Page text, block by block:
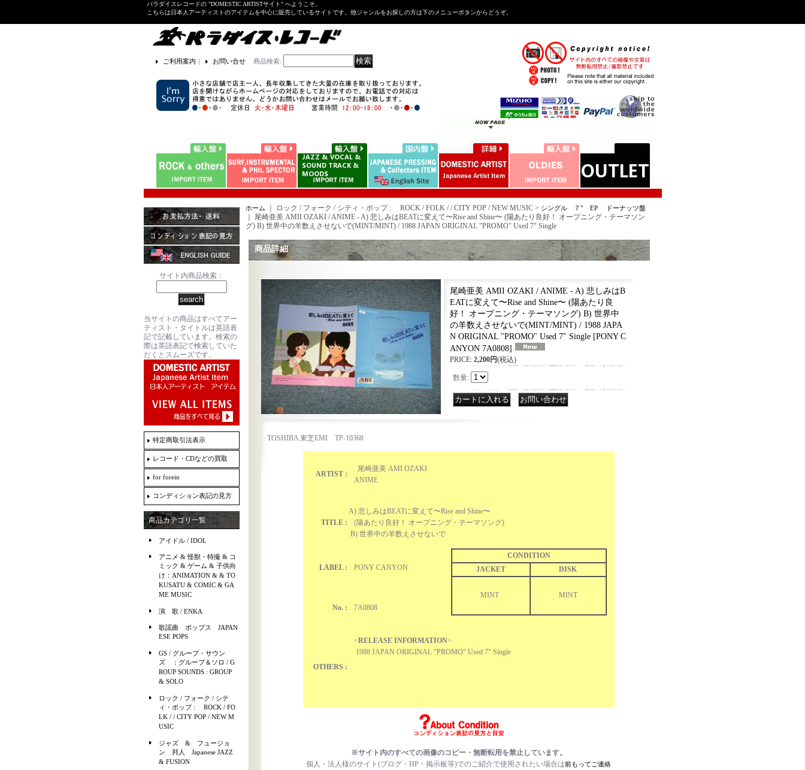
パラダイスレコードの "DOMESTIC ARTISTサイト" へようこそ。
こちらは日本人アーティストのアイテムを中心に販売しているサイトです。他ジャンルをお探しの方は下のメニューボタンからどうぞ。
ご利用案内 ｜ お問い合せ 商品検索:
サイト内商品検索：
当サイトの商品はすべてアー
ティスト・タイトルは英語表
記で記載しています。検索の
際は英語表記で検索していた
だくとスムーズです。
特定商取引法表示
レコード・CDなどの買取
for forein
コンディション表記の見方
商品カテゴリ一覧
アイドル / IDOL
アニメ & 怪獣・特撮 & コ
ミック & ゲーム & 子供向
け：ANIMATION & & TO
KUSATU & COMIC & GA
ME MUSIC
演 歌 / ENKA
歌謡曲 ポップス JAPAN
ESE POPS
GS / グループ・サウン
ズ ：グループ＆ソロ / G
ROUP SOUNDS : GROUP
& SOLO
ロック / フォーク / シテ
ィ・ポップ : ROCK / FO
LK / / CITY POP / NEW M
USIC
ジャズ & フュージョ
ン 邦人 Japanese JAZZ
& FUSION
ホーム ｜ ロック / フォーク / シティ・ポップ : ROCK / FOLK / / CITY POP / NEW MUSIC > シングル ７” EP ドーナッツ盤
尾崎亜美 AMII OZAKI / ANIME - A) 悲しみはBEATに変えて〜Rise and Shine〜 (陽あたり良好！ オープニング・テーマソン
グ) B) 世界中の羊数えさせないで(MINT/MINT) / 1988 JAPAN ORIGINAL "PROMO" Used 7" Single
商品詳細
尾崎亜美 AMII OZAKI / ANIME - A) 悲しみはB
EATに変えて〜Rise and Shine〜 (陽あたり良
好！ オープニング・テーマソング) B) 世界中
の羊数えさせないで(MINT/MINT) / 1988 JAPA
N ORIGINAL "PROMO" Used 7" Single [PONY C
ANYON 7A0808]
PRICE: 2,200円(税込)
数量:
TOSHIBA 東芝EMI TP-10368
ARTIST :
尾崎亜美 AMI OZAKI
ANIME
TITLE :
A) 悲しみはBEATに変えて〜Rise and Shine〜
(陽あたり良好！ オープニング・テーマソング)
B) 世界中の羊数えさせないで
LABEL : PONY CANYON
CONDITION
JACKET
DISK
MINT
MINT
No. :
7A0808
OTHERS :
<RELEASE INFORMATION>
1988 JAPAN ORIGINAL "PROMO" Used 7" Single
※サイト内のすべての画像のコピー・無断転用を禁止しています。
個人・法人様のサイト(ブログ・HP・掲示板等)でのご紹介で使用されたい場合は前もってご連絡